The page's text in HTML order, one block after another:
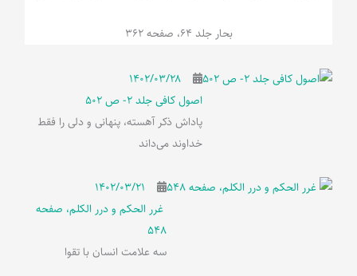
بحار جلد 64، صفحه 362
۱۴۰۲/۰۳/۲۸
اصول کافی جلد 2- ص 502
پاداش ذکر آهسته، پنهانی و دلی را فقط
خداوند می‌داند
۱۴۰۲/۰۳/۲۱
غرر الحکم و درر الکلم، صفحه
548
سه علامت انسان با تقوا